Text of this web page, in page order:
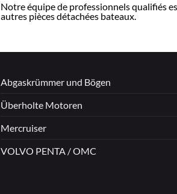
Notre équipe de professionnels qualifiés
autres pièces détachées bateaux.
Abgaskrümmer und Bögen
Überholte Motoren
Mercruiser
VOLVO PENTA / OMC